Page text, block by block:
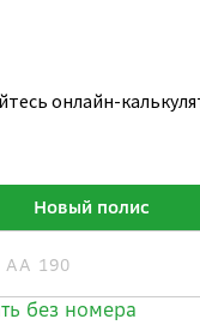
онлайн-